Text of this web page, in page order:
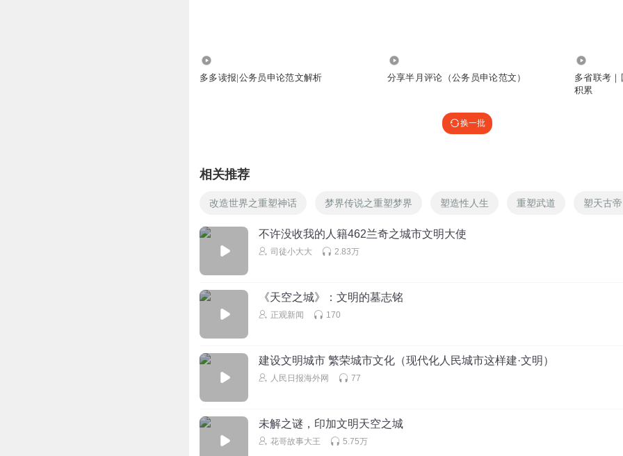
多多读报|公务员申论范文解析 分享半月评论（公务员申论范文）
多省联考
积累
换一批
相关推荐
改造世界之重塑神话 梦界传说之重塑梦界 塑造性人生 重塑武道 塑天古帝
不许没收我的人籍462兰奇之城市文明大使
司徒小大大 2.83万
《天空之城》：文明的墓志铭
正观新闻 170
建设文明城市 繁荣城市文化（现代化人民城市这样建·文明）
人民日报海外网 77
未解之谜，印加文明天空之城
花哥故事大王 5.75万